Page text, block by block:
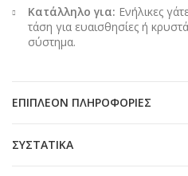
Κατάλληλο για: Ενήλικες
τάση για ευαισθησίες ή
σύστημα.
ΕΠΙΠΛΈΟΝ ΠΛΗΡΟΦΟΡΊΕΣ
ΣΥΣΤΑΤΙΚΆ